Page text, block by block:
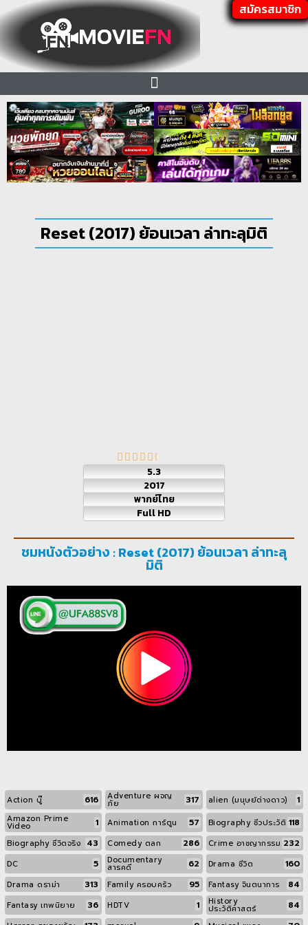
สมัครสมาชิก
Reset (2017) ย้อนเวลา ล่าทะลุมิติ
5.3
2017
พากย์ไทย
Full HD
ชมหนังตัวอย่าง : Reset (2017) ย้อนเวลา ล่าทะลุ
มิติ
Action บู๊ 616 Adventure ผจญ
ภัย 317 alien (มนุษย์ต่างดาว) 1
Amazon Prime
Video 1 Animation การ์ตูน 57 Biography ชีวประวัติ 118
Biography ชีวิตจริง 43 Comedy ตลก 286 Crime อาชญากรรม 232
DC 5 Documentary
สารคดี 62 Drama ชีวิต 160
Drama ดราม่า 313 Family ครอบครัว 95 Fantasy จินตนาการ 84
Fantasy เทพนิยาย 36 HDTV 1 History
ประวัติศาสตร์ 84